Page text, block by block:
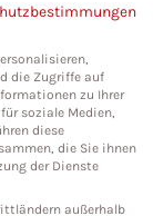
die Zugriffe auf
zu Ihrer
soziale Medien,
diese
die Sie ihnen
der Dienste
außerhalb